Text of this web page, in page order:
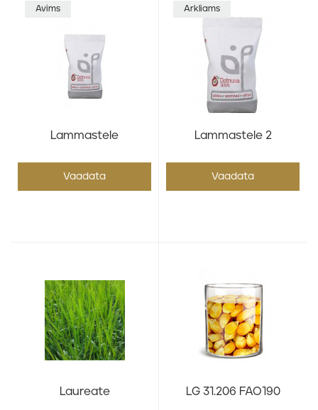
Avims
Lammastele
Vaadata
Arkliams
Lammastele 2
Vaadata
Laureate LG 31.206 FAO190